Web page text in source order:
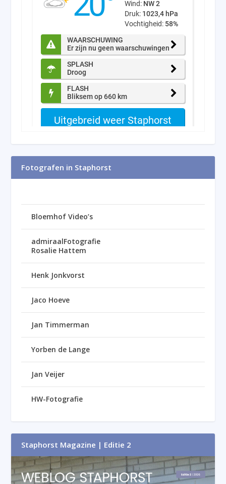
Fotografen in Staphorst
Bloemhof Video’s
admiraalFotografie
Rosalie Hattem
Henk Jonkvorst
Jaco Hoeve
Jan Timmerman
Yorben de Lange
Jan Veijer
HW-Fotografie
Staphorst Magazine | Editie 2